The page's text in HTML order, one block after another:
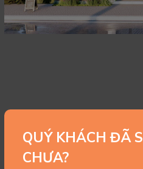
QUÝ KHÁCH ĐÃ
CHƯA?